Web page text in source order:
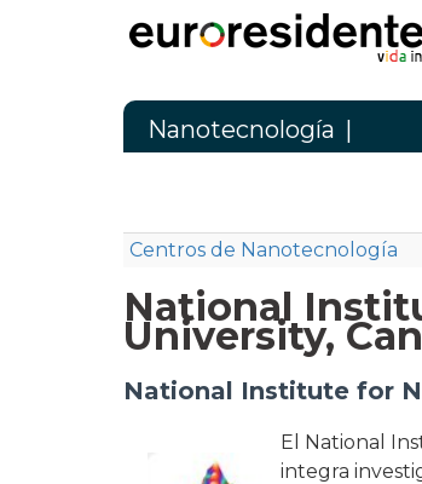
Nanotecnología |
Centros de Nanotecnología
National
University,
National Institute for
El National
integra